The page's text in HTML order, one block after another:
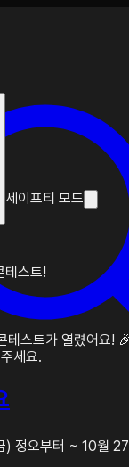
세이프티 모드
테스트!
테스트가 열렸어요!
세요.
) 정오부터 ~ 10월 27